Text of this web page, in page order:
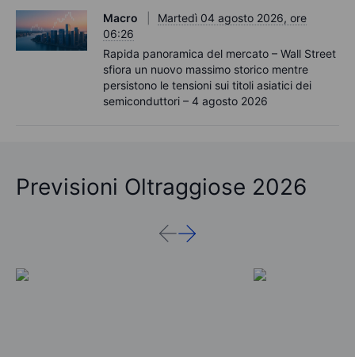
Macro
Martedì 04 agosto 2026, ore
06:26
Rapida panoramica del mercato – Wall Street
sfiora un nuovo massimo storico mentre
persistono le tensioni sui titoli asiatici dei
semiconduttori – 4 agosto 2026
Previsioni Oltraggiose 2026